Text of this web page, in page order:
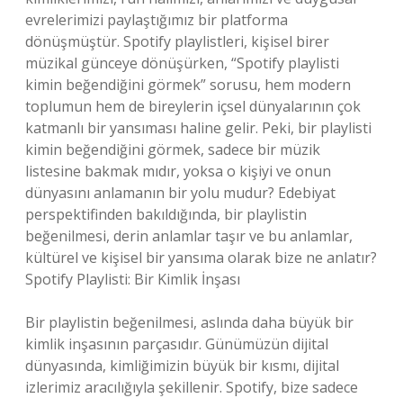
evrelerimizi paylaştığımız bir platforma
dönüşmüştür. Spotify playlistleri, kişisel birer
müzikal günceye dönüşürken, “Spotify playlisti
kimin beğendiğini görmek” sorusu, hem modern
toplumun hem de bireylerin içsel dünyalarının çok
katmanlı bir yansıması haline gelir. Peki, bir playlisti
kimin beğendiğini görmek, sadece bir müzik
listesine bakmak mıdır, yoksa o kişiyi ve onun
dünyasını anlamanın bir yolu mudur? Edebiyat
perspektifinden bakıldığında, bir playlistin
beğenilmesi, derin anlamlar taşır ve bu anlamlar,
kültürel ve kişisel bir yansıma olarak bize ne anlatır?
Spotify Playlisti: Bir Kimlik İnşası
Bir playlistin beğenilmesi, aslında daha büyük bir
kimlik inşasının parçasıdır. Günümüzün dijital
dünyasında, kimliğimizin büyük bir kısmı, dijital
izlerimiz aracılığıyla şekillenir. Spotify, bize sadece